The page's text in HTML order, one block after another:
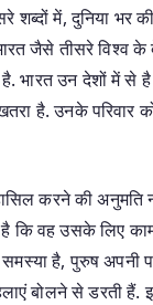
शब्दों में, दुनिया भर
जैसे तीसरे विश्व के
भारत उन देशों में से
है. उनके परिवार
करने की अनुमति
है कि वह उसके लिए
है, पुरुष अपनी
बोलने से डरती हैं.